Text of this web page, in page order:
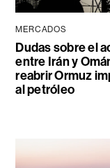
MERCADOS
Dudas sobre el
entre Irán y
reabrir Ormuz
al petróleo